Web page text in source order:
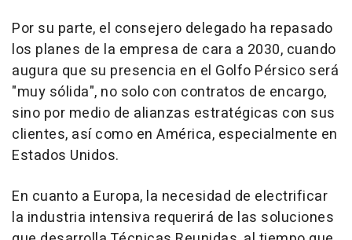
Por su parte, el consejero delegado ha repasado
los planes de la empresa de cara a 2030, cuando
augura que su presencia en el Golfo Pérsico será
"muy sólida", no solo con contratos de encargo,
sino por medio de alianzas estratégicas con sus
clientes, así como en América, especialmente en
Estados Unidos.
En cuanto a Europa, la necesidad de electrificar
la industria intensiva requerirá de las soluciones